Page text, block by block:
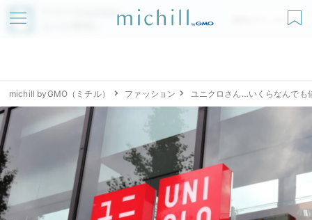
アプリでmichillが
無料ダウンロード
michill byGMO（ミチル） ファッション ユニクロさん…いくらなんでも